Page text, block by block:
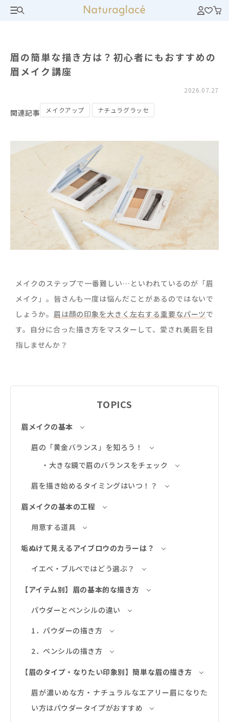
眉の簡単な描き方は？初心者にもおすすめの
眉メイク講座
2026.07.27
関連記事 メイクアップ ナチュラグラッセ
メイクのステップで一番難しい…といわれているのが「眉
メイク」。皆さんも一度は悩んだことがあるのではないで
しょうか。 眉は顔の印象を大きく左右する重要なパーツで
す。自分に合った描き方をマスターして、愛され美眉を目
指しませんか？
TOPICS
眉メイクの基本
眉の「黄金バランス」を知ろう！
・大きな鏡で眉のバランスをチェック
眉を描き始めるタイミングはいつ！？
眉メイクの基本の工程
用意する道具
垢ぬけて見えるアイブロウのカラーは？
イエベ・ブルべではどう選ぶ？
【アイテム別】眉の基本的な描き方
パウダーとペンシルの違い
1．パウダーの描き方
2．ペンシルの描き方
【眉のタイプ・なりたい印象別】簡単な眉の描き方
眉が濃いめな方・ナチュラルなエアリー眉になりた
い方はパウダータイプがおすすめ